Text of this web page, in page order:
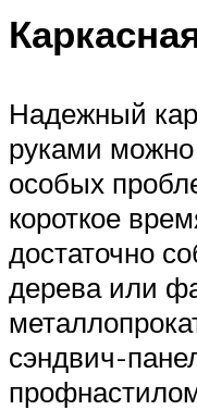
Надежный
руками можно
особых
короткое
достаточно
дерева или
сэндвич-